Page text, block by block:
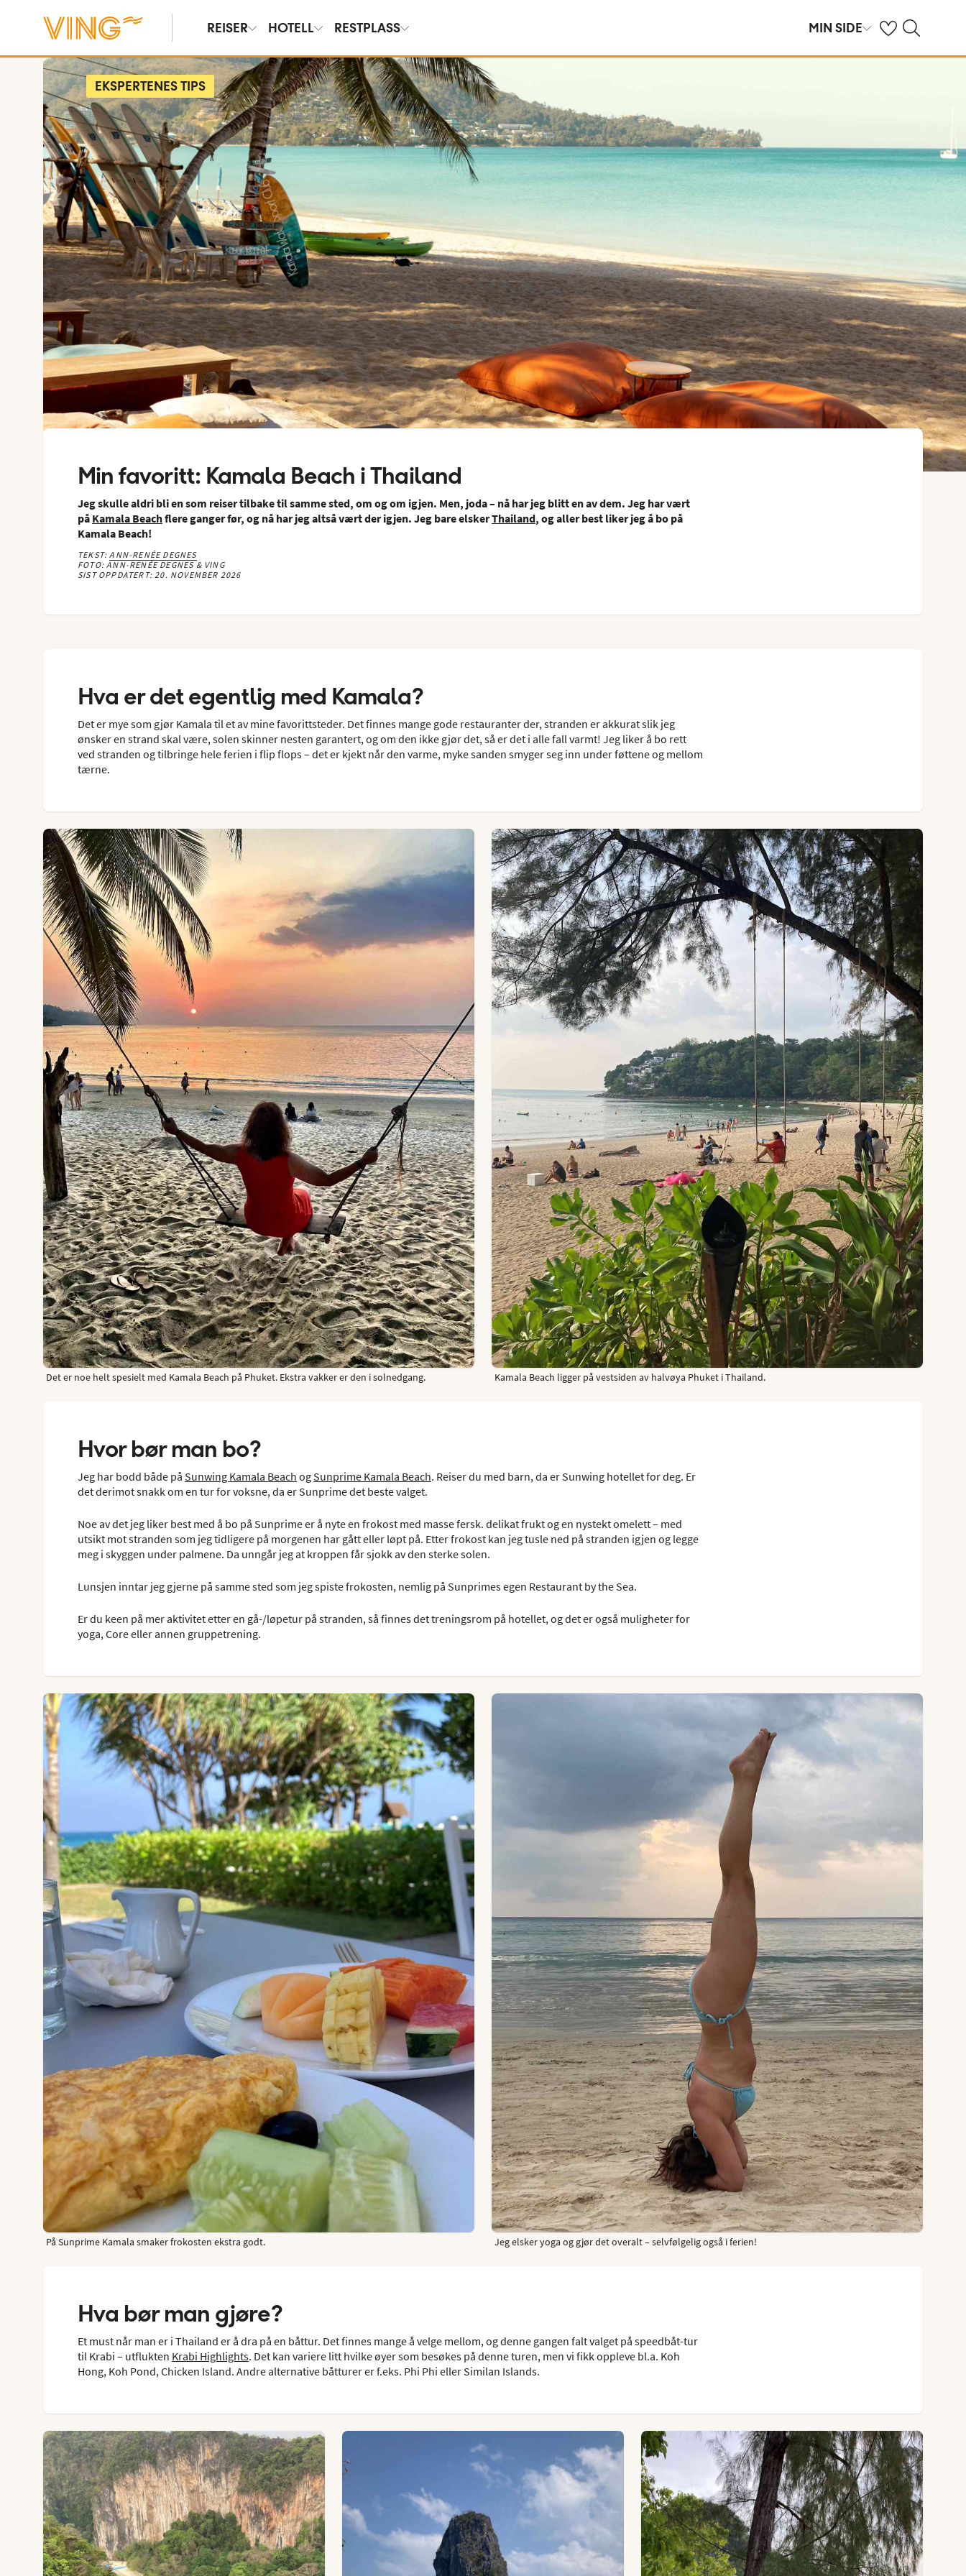
REISER HOTELL RESTPLASS MIN SIDE Se dine sparte
Søk på ving.no
EKSPERTENES TIPS
Min favoritt: Kamala Beach i Thailand
Jeg skulle aldri bli en som reiser tilbake til samme sted, om og om igjen. Men, joda – nå har jeg blitt en av dem. Jeg har vært
på Kamala Beachflere ganger før, og nå har jeg altså vært der igjen. Jeg bare elskerThailand, og aller best liker jeg å bo på
Kamala Beach!
TEKST: ANN-RENÉE DEGNES
FOTO: ANN-RENÉE DEGNES & VING
SIST OPPDATERT: 20. NOVEMBER 2026
Hva er det egentlig med Kamala?
Det er mye som gjør Kamala til et av mine favorittsteder. Det finnes mange gode restauranter der, stranden er akkurat slik jeg
ønsker en strand skal være, solen skinner nesten garantert, og om den ikke gjør det, så er det i alle fall varmt! Jeg liker å bo rett
ved stranden og tilbringe hele ferien i flip flops – det er kjekt når den varme, myke sanden smyger seg inn under føttene og mellom
tærne.
Det er noe helt spesielt med Kamala Beach på Phuket. Ekstra vakker er den i solnedgang. Kamala Beach ligger på vestsiden av halvøya Phuket i Thailand.
Hvor bør man bo?
Jeg har bodd både på Sunwing Kamala Beach og Sunprime Kamala Beach. Reiser du med barn, da er Sunwing hotellet for deg. Er
det derimot snakk om en tur for voksne, da er Sunprime det beste valget.
Noe av det jeg liker best med å bo på Sunprime er å nyte en frokost med masse fersk. delikat frukt og en nystekt omelett – med
utsikt mot stranden som jeg tidligere på morgenen har gått eller løpt på. Etter frokost kan jeg tusle ned på stranden igjen og legge
meg i skyggen under palmene. Da unngår jeg at kroppen får sjokk av den sterke solen.
Lunsjen inntar jeg gjerne på samme sted som jeg spiste frokosten, nemlig på Sunprimes egen Restaurant by the Sea.
Er du keen på mer aktivitet etter en gå-/løpetur på stranden, så finnes det treningsrom på hotellet, og det er også muligheter for
yoga, Core eller annen gruppetrening.
På Sunprime Kamala smaker frokosten ekstra godt. Jeg elsker yoga og gjør det overalt – selvfølgelig også i ferien!
Hva bør man gjøre?
Et must når man er i Thailand er å dra på en båttur. Det finnes mange å velge mellom, og denne gangen falt valget på speedbåt-tur
til Krabi – utflukten Krabi Highlights. Det kan variere litt hvilke øyer som besøkes på denne turen, men vi fikk oppleve bl.a. Koh
Hong, Koh Pond, Chicken Island. Andre alternative båtturer er f.eks. Phi Phi eller Similan Islands.